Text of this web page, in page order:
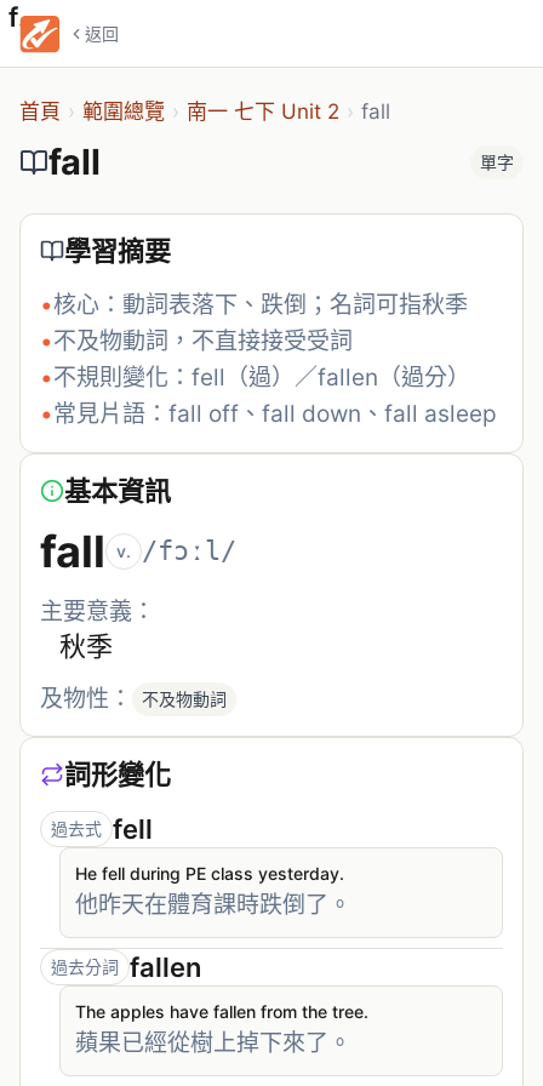
返回
fall
首頁 › 範圍總覽 › 南一 七下 Unit 2 › fall
fall 單字
學習摘要
•核心：動詞表落下、跌倒；名詞可指秋季
•不及物動詞，不直接接受受詞
•不規則變化：fell（過）／fallen（過分）
•常見片語：fall off、fall down、fall asleep
基本資訊
fall v. /fɔːl/
主要意義：
秋季
及物性： 不及物動詞
詞形變化
過去式 fell
He fell during PE class yesterday.
他昨天在體育課時跌倒了。
過去分詞 fallen
The apples have fallen from the tree.
蘋果已經從樹上掉下來了。